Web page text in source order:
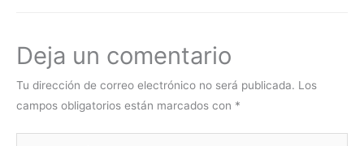
Deja un comentario
Tu dirección de correo electrónico no será publicada. Los
campos obligatorios están marcados con *